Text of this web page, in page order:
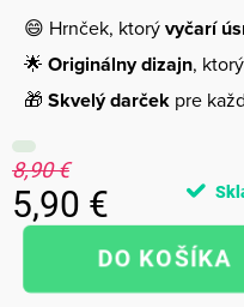
😄 Hrnček, ktorývyčarí
🌟 Originálny dizajn,
🎁 Skvelý darček pre
8,90 €
5,90 €
Jednotková